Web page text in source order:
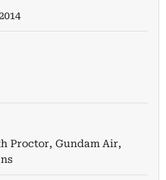
Proctor, Gundam Air,